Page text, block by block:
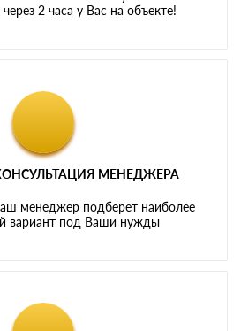
2 часа у Вас на объекте!
МЕНЕДЖЕРА
менеджер подберет наиболее
вариант под Ваши нужды